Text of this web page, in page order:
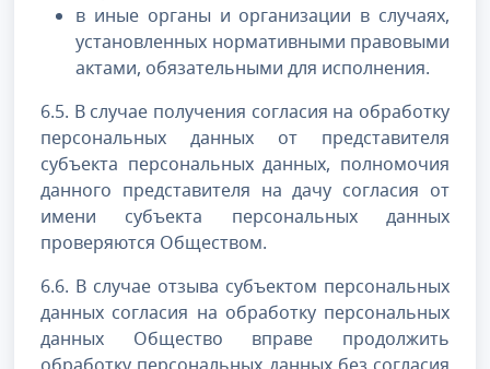
в иные органы и организации в случаях,
установленных нормативными правовыми
актами, обязательными для исполнения.
6.5. В случае получения согласия на обработку
персональных данных от представителя
субъекта персональных данных, полномочия
данного представителя на дачу согласия от
имени субъекта персональных данных
проверяются Обществом.
6.6. В случае отзыва субъектом персональных
данных согласия на обработку персональных
данных Общество вправе продолжить